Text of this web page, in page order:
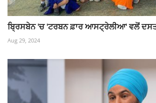
ਬ੍ਰਿਸਬੇਨ 'ਚ 'ਟਰਬਨ ਫ਼ਾਰ ਆਸਟ੍ਰੇਲੀਆ' ਵਲੋਂ
Aug 29, 2024